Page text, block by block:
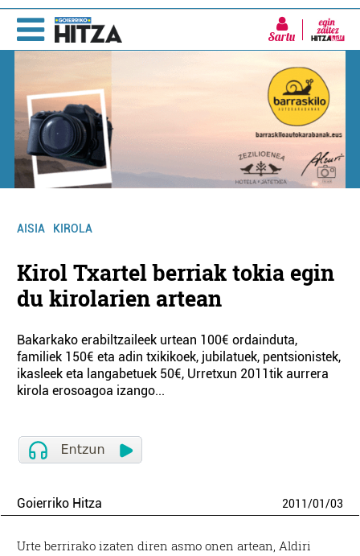
Sartu
AISIA KIROLA
Kirol Txartel berriak tokia egin
du kirolarien artean
Bakarkako erabiltzaileek urtean 100€ ordainduta,
familiek 150€ eta adin txikikoek, jubilatuek, pentsionistek,
ikasleek eta langabetuek 50€, Urretxun 2011tik aurrera
kirola erosoagoa izango...
Goierriko Hitza 2011/01/03
Urte berrirako izaten diren asmo onen artean, Aldiri